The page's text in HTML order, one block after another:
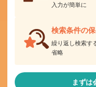
入力が簡単に
検索条件の
繰り返し検索す
省略
まずは